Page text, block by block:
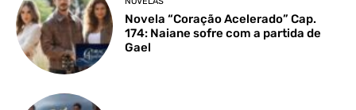
Novela “Coração Acelerado” Cap.
174: Naiane sofre com a partida de
Gael